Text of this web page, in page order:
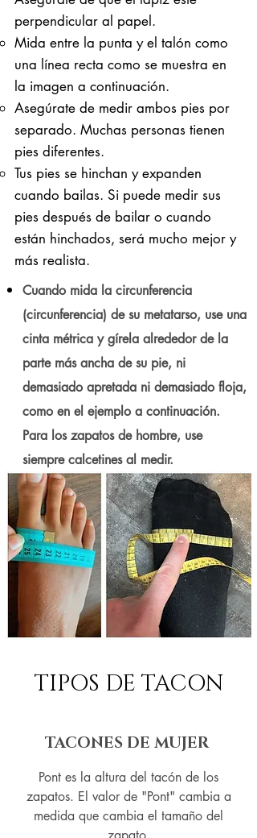
perpendicular al papel.
Mida entre la punta y el talón como
una línea recta como se muestra en
la imagen a continuación.
Asegúrate de medir ambos pies por
separado. Muchas personas tienen
pies diferentes.
Tus pies se hinchan y expanden
cuando bailas. Si puede medir sus
pies después de bailar o cuando
están hinchados, será mucho mejor y
más realista.
Cuando mida la circunferencia
(circunferencia) de su metatarso, use una
cinta métrica y gírela alrededor de la
parte más ancha de su pie, ni
demasiado apretada ni demasiado floja,
como en el ejemplo a continuación.
Para los zapatos de hombre, use
siempre calcetines al medir.
TIPOS DE TACON
TACONES DE MUJER
Pont es la altura del tacón de los
zapatos. El valor de "Pont" cambia a
medida que cambia el tamaño del